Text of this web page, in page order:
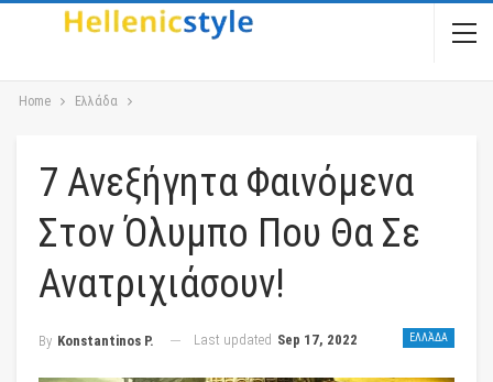
Home Ελλάδα
7 Ανεξήγητα Φαινόμενα
Στον Όλυμπο Που Θα Σε
Ανατριχιάσουν!
ΕΛΛΆΔΑ
By Konstantinos P. Last updated Sep 17, 2022